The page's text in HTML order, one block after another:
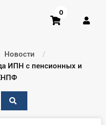
0
Новости
ИПН с пенсионных и